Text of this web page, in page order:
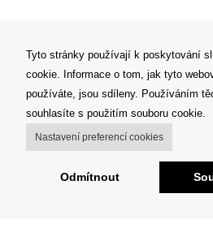
Tyto stránky používají k poskytování
cookie. Informace o tom, jak tyto
používáte, jsou sdíleny. Používáním
souhlasíte s použitím souboru cookie.
Nastavení preferencí cookies
Odmítnout
Registrovat